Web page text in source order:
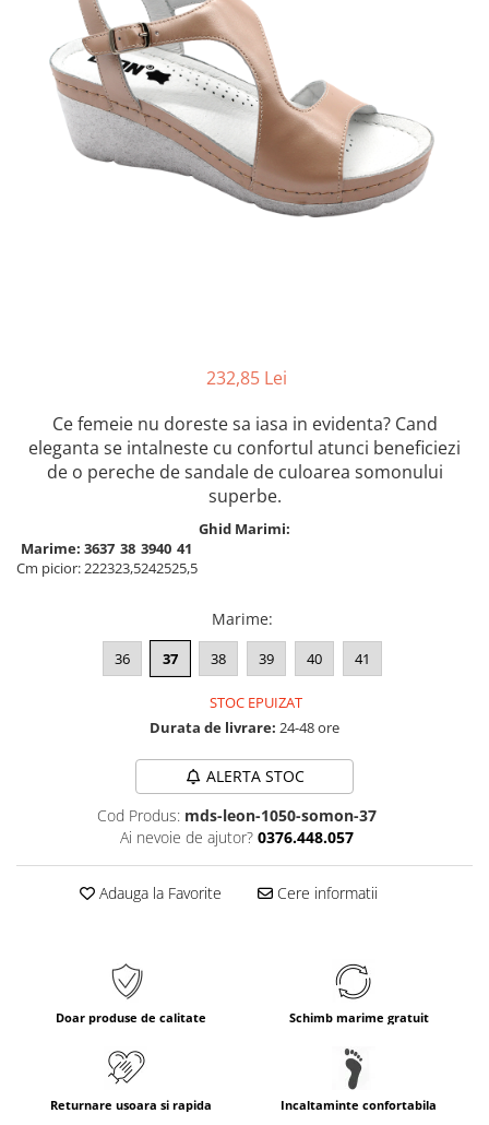
Vesna
Dr. Feet
232,85 Lei
Ce femeie nu doreste sa iasa in evidenta? Cand
eleganta se intalneste cu confortul atunci beneficiezi
de o pereche de sandale de culoarea somonului
superbe.
Ghid Marimi:
Marime: 3637 38 3940 41
Cm picior:222323,5242525,5
Marime:
36 37 38 39 40 41
STOC EPUIZAT
Durata de livrare: 24-48 ore
ALERTA STOC
Cod Produs: mds-leon-1050-somon-37
Ai nevoie de ajutor? 0376.448.057
Adauga la Favorite Cere informatii
Doar produse de calitate Schimb marime gratuit
Returnare usoara si rapida Incaltaminte confortabila